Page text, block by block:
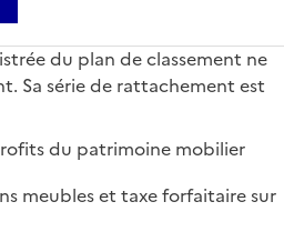
du plan de classement ne
Sa série de rattachement est
du patrimoine mobilier
meubles et taxe forfaitaire sur